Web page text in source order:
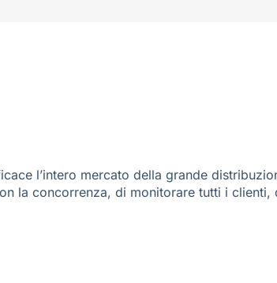
l’intero mercato della grande
la concorrenza, di monitorare tutti i